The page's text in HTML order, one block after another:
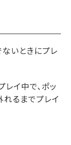
いときにプレ
レイ中で、ポッ
るまでプレイ